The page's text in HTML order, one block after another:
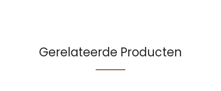
Gerelateerde Producten